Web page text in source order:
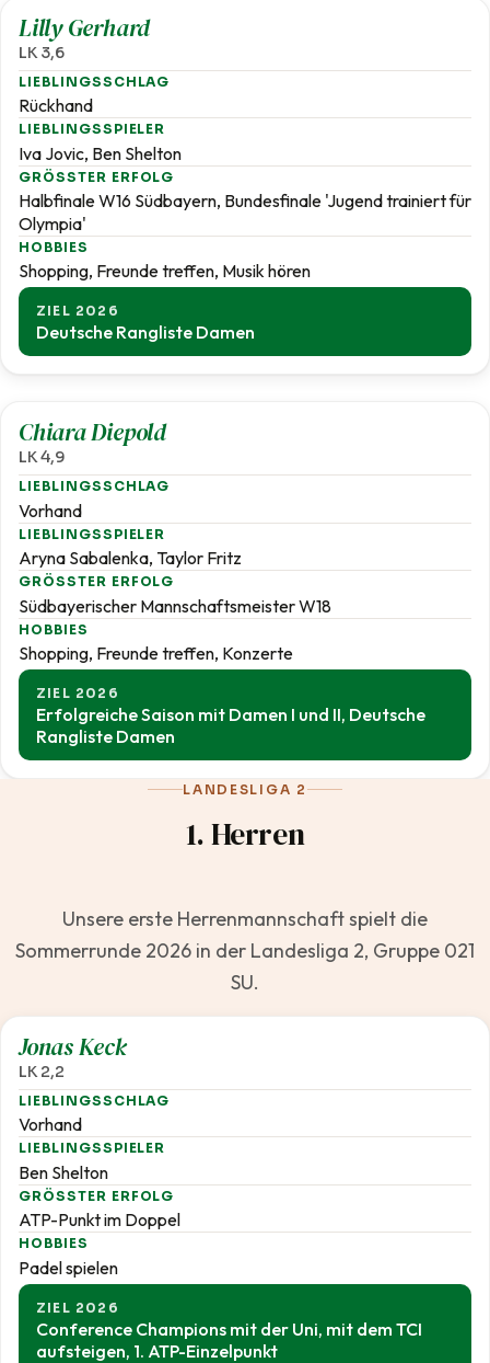
Lilly Gerhard
LK 3,6
LIEBLINGSSCHLAG
Rückhand
LIEBLINGSSPIELER
Iva Jovic, Ben Shelton
GRÖSSTER ERFOLG
Halbfinale W16 Südbayern, Bundesfinale 'Jugend trainiert für
Olympia'
HOBBIES
Shopping, Freunde treffen, Musik hören
ZIEL 2026
Deutsche Rangliste Damen
Chiara Diepold
LK 4,9
LIEBLINGSSCHLAG
Vorhand
LIEBLINGSSPIELER
Aryna Sabalenka, Taylor Fritz
GRÖSSTER ERFOLG
Südbayerischer Mannschaftsmeister W18
HOBBIES
Shopping, Freunde treffen, Konzerte
ZIEL 2026
Erfolgreiche Saison mit Damen I und II, Deutsche
Rangliste Damen
LANDESLIGA 2
1. Herren
Unsere erste Herrenmannschaft spielt die
Sommerrunde 2026 in der Landesliga 2, Gruppe 021
SU.
Jonas Keck
LK 2,2
LIEBLINGSSCHLAG
Vorhand
LIEBLINGSSPIELER
Ben Shelton
GRÖSSTER ERFOLG
ATP-Punkt im Doppel
HOBBIES
Padel spielen
ZIEL 2026
Conference Champions mit der Uni, mit dem TCI
aufsteigen, 1. ATP-Einzelpunkt